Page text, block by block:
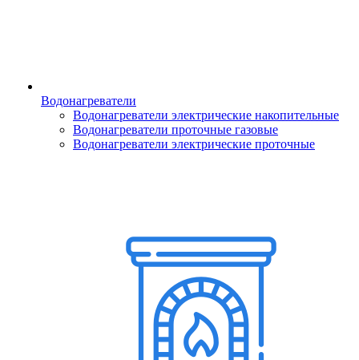
Водонагреватели
Водонагреватели электрические накопительные
Водонагреватели проточные газовые
Водонагреватели электрические проточные